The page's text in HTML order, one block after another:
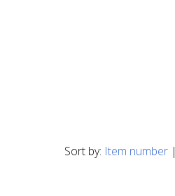
Sort by: Item number |